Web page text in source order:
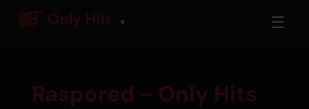
▼ ☰
Raspored - Only Hits